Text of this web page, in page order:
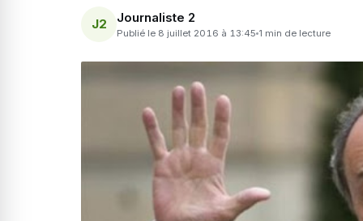
J2 Journaliste 2
Publié le 8 juillet 2016 à 13:45 1 min de lecture